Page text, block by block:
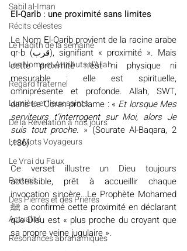
Sabil al-Iman
Récits célestes
Le Hadith de la semaine
Les Noms et Attributs d'Allah
Regard fraternel
Lumière et lieux saints
De la Révélation à nos jours
Les Mots Voyageurs
Le Vrai du Faux
Portrait
Des Pierres et des Prières
Actualité
Résonances abrahamiques
El-Qarîb : une proximité sans limites
Le Nom El-Qarib provient de la racine arabe
qr-b (قرب), signifiant « proximité ». Mais
cette proximité n’est ni physique ni
mesurable : elle est spirituelle,
omniprésente et profonde. Allah, SWT,
dans Le Coran proclame : « Et lorsque Mes
serviteurs t’interrogent sur Moi, alors Je
suis tout proche. » (Sourate Al-Baqara, 2
:186).
Ce verset illustre un Dieu toujours
accessible, prêt à accueillir chaque
ﷺ a confirmé cette proximité en déclarant
que Dieu est « plus proche du croyant que
sa propre veine jugulaire ».